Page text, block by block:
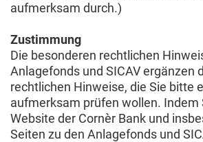
aufmerksam durch.)
Zustimmung
Die besonderen rechtlichen
Anlagefonds und SICAV ergänzen
rechtlichen Hinweise, die Sie bitte
aufmerksam prüfen wollen. Indem
Website der Cornèr Bank und
Seiten zu den Anlagefonds und